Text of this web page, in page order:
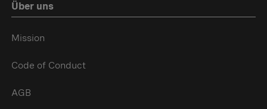
Über uns
Mission
Code of Conduct
AGB